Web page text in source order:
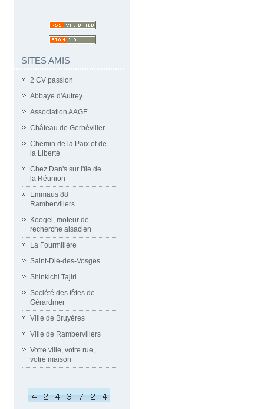
SITES AMIS
2 CV passion
Abbaye d'Autrey
Association AAGE
Château de Gerbéviller
Chemin de la Paix et de
la Liberté
Chez Dan's sur l'île de
la Réunion
Emmaüs 88
Rambervillers
Koogel, moteur de
recherche alsacien
La Fourmilière
Saint-Dié-des-Vosges
Shinkichi Tajiri
Société des fêtes de
Gérardmer
Ville de Bruyères
Ville de Rambervillers
Votre ville, votre rue,
votre maison